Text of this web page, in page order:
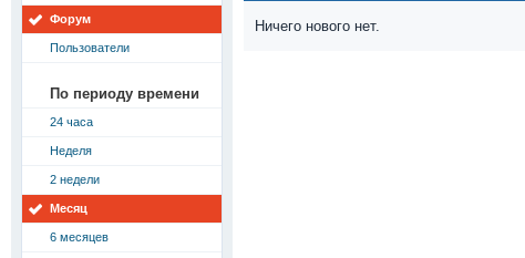
Форум
Пользователи
По периоду времени
24 часа
Неделя
2 недели
Месяц
6 месяцев
Ничего нового нет.